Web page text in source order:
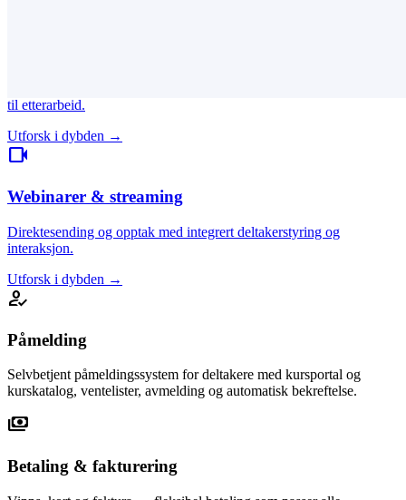
til etterarbeid.
Utforsk i dybden →
videocam
Webinarer & streaming
Direktesending og opptak med integrert deltakerstyring og
interaksjon.
Utforsk i dybden →
how_to_reg
Påmelding
Selvbetjent påmeldingssystem for deltakere med kursportal og
kurskatalog, ventelister, avmelding og automatisk bekreftelse.
payments
Betaling & fakturering